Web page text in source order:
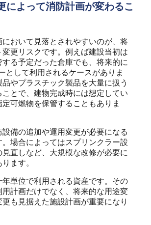
によって消防計画が変わるこ
おいて見落とされやすいのが、将
更リスクです。 例えば建設当初は
る予定だった倉庫でも、将来的に
として利用されるケースがありま
やプラスチック製品を大量に扱う
とで、建物完成時には想定してい
可燃物を保管することもありま
備の追加や運用変更が必要になる
場合によってはスプリンクラー設
直しなど、大規模な改修が必要に
ます。
単位で利用される資産です。その
用計画だけでなく、将来的な用途変
も見据えた施設計画が重要になり